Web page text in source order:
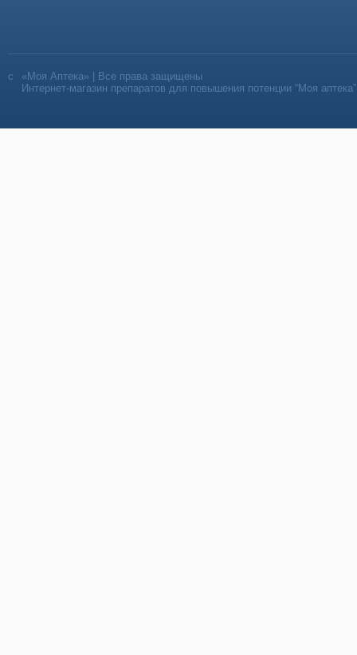
«Моя Аптека» | Все права защищены
Интернет-магазин препаратов для повышения потенции “Моя